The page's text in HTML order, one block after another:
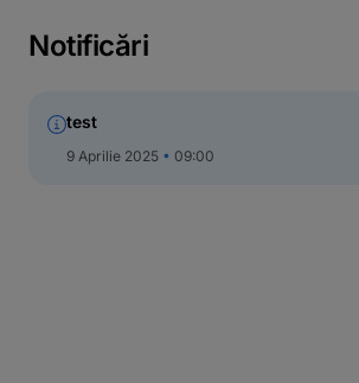
Notificări
test
9 Aprilie 2025 09:00